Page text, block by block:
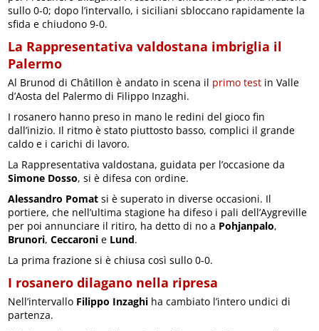
sullo 0-0; dopo l’intervallo, i siciliani sbloccano rapidamente la
sfida e chiudono 9-0.
La Rappresentativa valdostana imbriglia il
Palermo
Al Brunod di Châtillon è andato in scena il primo test in Valle
d’Aosta del Palermo di Filippo Inzaghi.
I rosanero hanno preso in mano le redini del gioco fin
dall’inizio. Il ritmo è stato piuttosto basso, complici il grande
caldo e i carichi di lavoro.
La Rappresentativa valdostana, guidata per l’occasione da
Simone Dosso, si è difesa con ordine.
Alessandro Pomat si è superato in diverse occasioni. Il
portiere, che nell’ultima stagione ha difeso i pali dell’Aygreville
per poi annunciare il ritiro, ha detto di no a Pohjanpalo,
Brunori,Ceccaroni e Lund.
La prima frazione si è chiusa così sullo 0-0.
I rosanero dilagano nella ripresa
Nell’intervallo Filippo Inzaghi ha cambiato l’intero undici di
partenza.